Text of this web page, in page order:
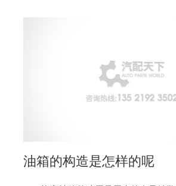
油箱的构造是怎样的呢